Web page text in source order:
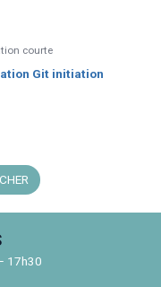
courte
Git initiation
17h30